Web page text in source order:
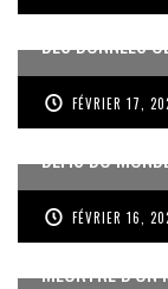
DES DONNÉES
FÉVRIER 17,
« UN GOSIER
DÉFIS DU
FÉVRIER 16,
MEURTRE